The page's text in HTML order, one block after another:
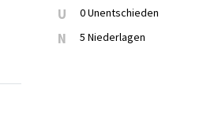
U 0 Unentschieden
N 5 Niederlagen